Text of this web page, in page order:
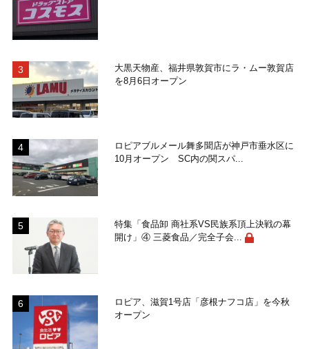
大黒天物産、福井県敦賀市にラ・ムー敦賀店
を8月6日オープン
ロピアブルメール舞多聞店が神戸市垂水区に
10月オープン SC内の関スパ...
特集「食品卸 商社系VS民族系頂上決戦の幕
開け」④ 三菱食品／完全子会...
ロピア、滋賀1号店「彦根ナフコ店」を今秋
オープン